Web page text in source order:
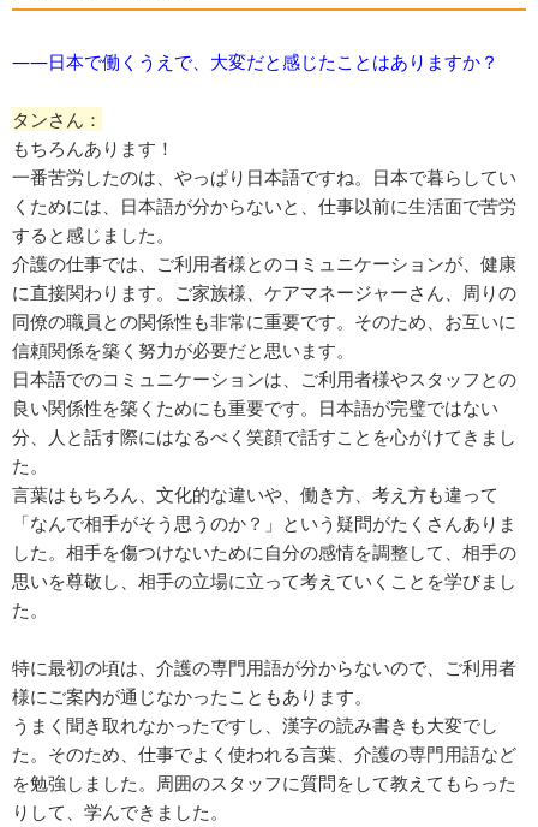
​――日本で働くうえで、大変だと感じたことはありますか？
タンさん：
もちろんあります！
一番苦労したのは、やっぱり日本語ですね。日本で暮らしてい
くためには、日本語が分からないと、仕事以前に生活面で苦労
すると感じました。
介護の仕事では、ご利用者様とのコミュニケーションが、健康
に直接関わります。ご家族様、ケアマネージャーさん、周りの
同僚の職員との関係性も非常に重要です。そのため、お互いに
信頼関係を築く努力が必要だと思います。
日本語でのコミュニケーションは、ご利用者様やスタッフとの
良い関係性を築くためにも重要です。日本語が完璧ではない
分、人と話す際にはなるべく笑顔で話すことを心がけてきまし
た。
言葉はもちろん、文化的な違いや、働き方、考え方も違って
「なんで相手がそう思うのか？」という疑問がたくさんありま
した。相手を傷つけないために自分の感情を調整して、相手の
思いを尊敬し、相手の立場に立って考えていくことを学びまし
た。
特に最初の頃は、介護の専門用語が分からないので、ご利用者
様にご案内が通じなかったこともあります。
うまく聞き取れなかったですし、漢字の読み書きも大変でし
た。そのため、仕事でよく使われる言葉、介護の専門用語など
を勉強しました。周囲のスタッフに質問をして教えてもらった
りして、学んできました。